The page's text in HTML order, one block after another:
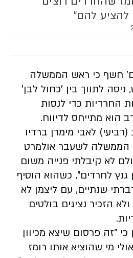
להציע להם"
חשף כי ראש הממשלה
לתווך בין 'כחול לבן'
החרדיות כדי לנסות
הוא מתייחס לדיווח.
לאבי מימרן ברדיו
הממשלה לשעבר אולמרט
לא קיבלתי פנייה משום
גנץ לחרדים", כשהוא הוסיף
שנתיים, עם ליצמן לא
הזכיר נציגים בולטים
"זה פרסום שיצא מכיוון
מי שהוציא אותו רומז